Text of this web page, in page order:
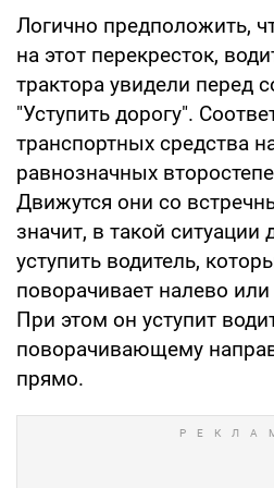
Логично предположить,
на этот перекресток,
трактора увидели перед
"Уступить дорогу".
транспортных средства
равнозначных
Движутся они со
значит, в такой ситуации
уступить водитель,
поворачивает налево
При этом он уступит
поворачивающему
прямо.